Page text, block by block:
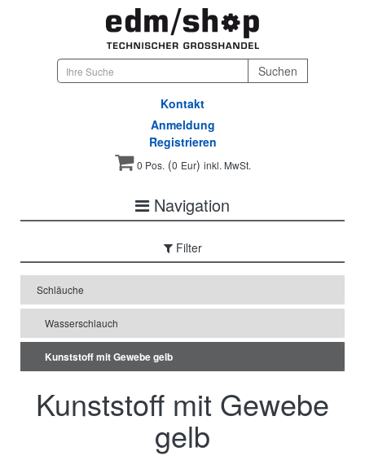
Kontakt
Anmeldung
Registrieren
0 Pos.(0 Eur) inkl. MwSt.
Navigation
Filter
Schläuche
Wasserschlauch
Kunststoff mit Gewebe gelb
Kunststoff mit Gewebe
gelb